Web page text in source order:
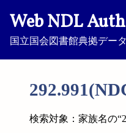
Web NDL
国立国会図書館典拠デー
検索対象：家族名の